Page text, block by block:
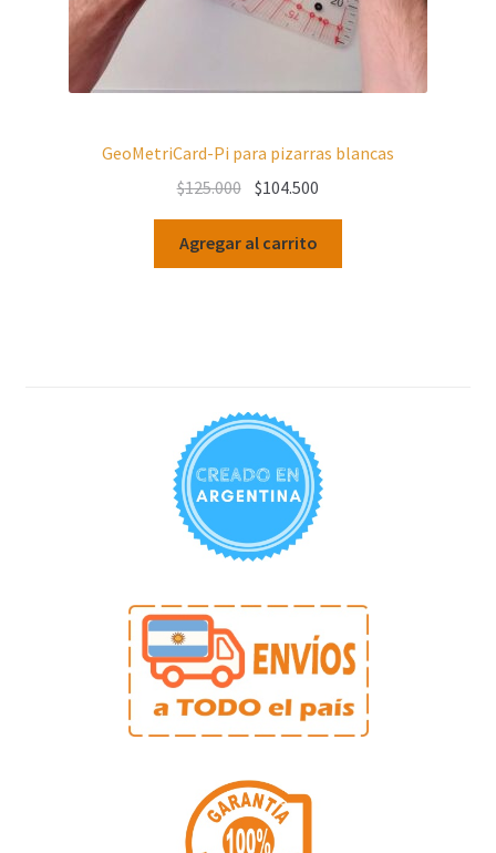
GeoMetriCard-Pi para pizarras blancas
$125.000 Original
was:
$125.000.
$104.500
$104.500.
Agregar al carrito